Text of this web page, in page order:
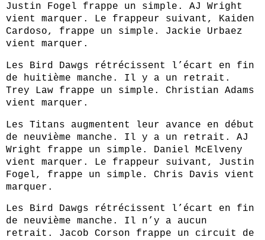
Justin Fogel frappe un simple. AJ Wright
vient marquer. Le frappeur suivant, Kaiden
Cardoso, frappe un simple. Jackie Urbaez
vient marquer.
Les Bird Dawgs rétrécissent l’écart en fin
de huitième manche. Il y a un retrait.
Trey Law frappe un simple. Christian Adams
vient marquer.
Les Titans augmentent leur avance en début
de neuvième manche. Il y a un retrait. AJ
Wright frappe un simple. Daniel McElveny
vient marquer. Le frappeur suivant, Justin
Fogel, frappe un simple. Chris Davis vient
marquer.
Les Bird Dawgs rétrécissent l’écart en fin
de neuvième manche. Il n’y a aucun
retrait. Jacob Corson frappe un circuit de